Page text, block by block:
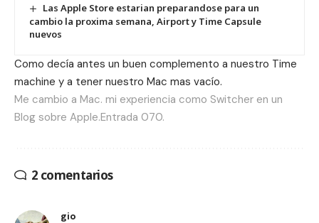
Las Apple Store estarian preparandose para un
cambio la proxima semana, Airport y Time Capsule
nuevos
Como decía antes un buen complemento a nuestro Time
machine y a tener nuestro Mac mas vacío.
Me cambio a Mac. mi experiencia como Switcher en un
Blog sobre Apple.Entrada 070.
2 comentarios
gio